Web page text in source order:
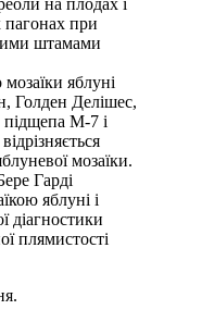
на плодах і
пагонах при
штамами
яблуні
Голден Делішес,
М-7 і
мозаїки.
Гарді
яблуні і
діагностики
плямистості